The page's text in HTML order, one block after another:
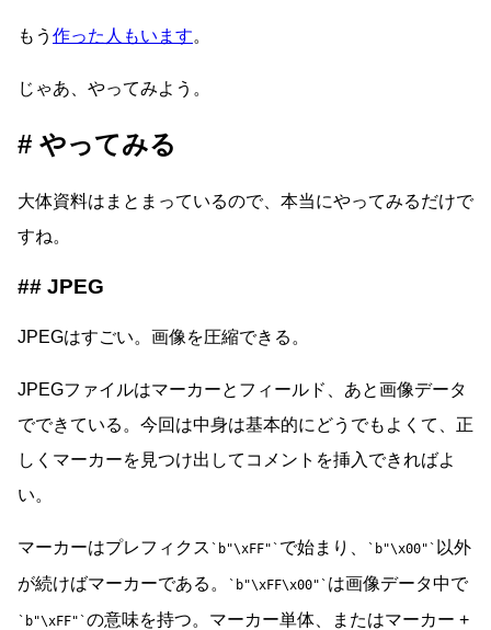
もう 作った人もいます。
じゃあ、やってみよう。
やってみる
大体資料はまとまっているので、本当にやってみるだけで
すね。
JPEG
JPEGはすごい。画像を圧縮できる。
JPEGファイルはマーカーとフィールド、あと画像データ
でできている。今回は中身は基本的にどうでもよくて、正
しくマーカーを見つけ出してコメントを挿入できればよ
い。
マーカーはプレフィクス b"\xFF" で始まり、 b"\x00"
以外
が続けばマーカーである。
b"\xFF\x00" は画像データ中で
b"\xFF" の意味を持つ。マーカー単体、またはマーカー +